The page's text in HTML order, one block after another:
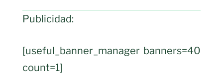
Publicidad:
[useful_banner_manager banners=40
count=1]